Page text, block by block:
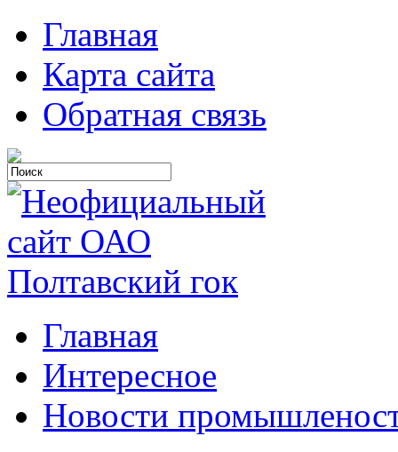
Главная
Карта сайта
Обратная связь
Главная
Интересное
Новости